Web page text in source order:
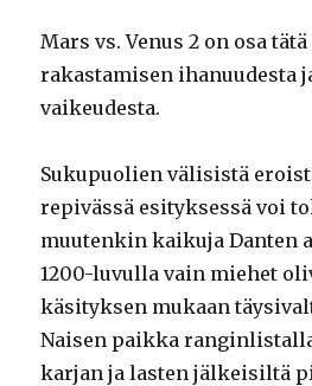
Mars vs. Venus 2 on osa
rakastamisen ihanuudesta
vaikeudesta.
Sukupuolien välisistä
repivässä esityksessä voi
muutenkin kaikuja Danten
1200-luvulla vain miehet
käsityksen mukaan
Naisen paikka
karjan ja lasten jälkeisiltä